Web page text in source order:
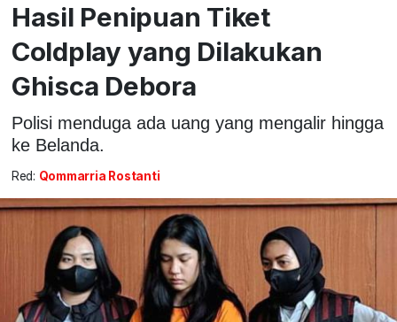
Hasil Penipuan Tiket
Coldplay yang Dilakukan
Ghisca Debora
Polisi menduga ada uang yang mengalir hingga
ke Belanda.
Red: Qommarria Rostanti